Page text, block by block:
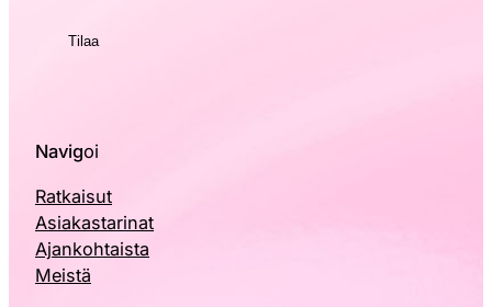
Navigoi
Ratkaisut
Asiakastarinat
Ajankohtaista
Meistä